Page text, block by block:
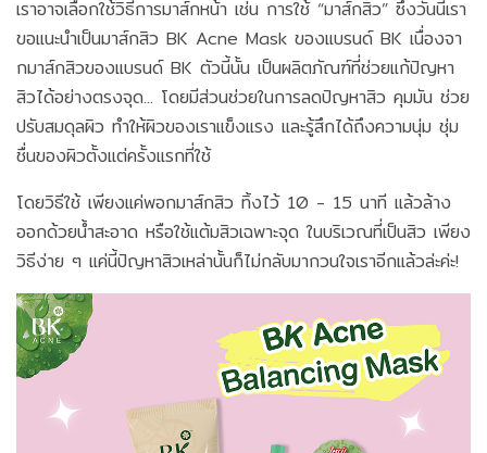
เราอาจเลือกใช้วิธีการมาส์กหน้า เช่น การใช้ “มาส์กสิว” ซึ่งวันนี้เรา
ขอแนะนำเป็นมาส์กสิว BK Acne Mask ของแบรนด์ BK เนื่องจา
กมาส์กสิวของแบรนด์ BK ตัวนี้นั้น เป็นผลิตภัณฑ์ที่ช่วยแก้ปัญหา
สิวได้อย่างตรงจุด... โดยมีส่วนช่วยในการลดปัญหาสิว คุมมัน ช่วย
ปรับสมดุลผิว ทำให้ผิวของเราแข็งแรง และรู้สึกได้ถึงความนุ่ม ชุ่ม
ชื่นของผิวตั้งแต่ครั้งแรกที่ใช้
โดยวิธีใช้ เพียงแค่พอกมาส์กสิว ทิ้งไว้ 10 - 15 นาที แล้วล้าง
ออกด้วยน้ำสะอาด หรือใช้แต้มสิวเฉพาะจุด ในบริเวณที่เป็นสิว เพียง
วิธีง่าย ๆ แค่นี้ปัญหาสิวเหล่านั้นก็ไม่กลับมากวนใจเราอีกแล้วล่ะค่ะ!